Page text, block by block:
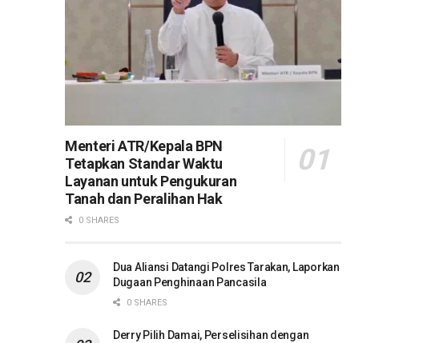
Menteri ATR/Kepala BPN
Tetapkan Standar Waktu
Layanan untuk Pengukuran
Tanah dan Peralihan Hak
0 SHARES
Dua Aliansi Datangi Polres Tarakan, Laporkan
Dugaan Penghinaan Pancasila
0 SHARES
Derry Pilih Damai, Perselisihan dengan